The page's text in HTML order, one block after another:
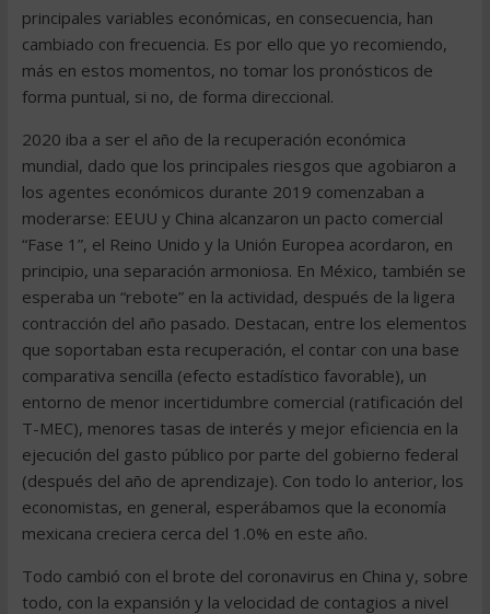
principales variables económicas, en consecuencia, han
cambiado con frecuencia. Es por ello que yo recomiendo,
más en estos momentos, no tomar los pronósticos de
forma puntual, si no, de forma direccional.
2020 iba a ser el año de la recuperación económica
mundial, dado que los principales riesgos que agobiaron a
los agentes económicos durante 2019 comenzaban a
moderarse: EEUU y China alcanzaron un pacto comercial
“Fase 1”, el Reino Unido y la Unión Europea acordaron, en
principio, una separación armoniosa. En México, también se
esperaba un “rebote” en la actividad, después de la ligera
contracción del año pasado. Destacan, entre los elementos
que soportaban esta recuperación, el contar con una base
comparativa sencilla (efecto estadístico favorable), un
entorno de menor incertidumbre comercial (ratificación del
T-MEC), menores tasas de interés y mejor eficiencia en la
ejecución del gasto público por parte del gobierno federal
(después del año de aprendizaje). Con todo lo anterior, los
economistas, en general, esperábamos que la economía
mexicana creciera cerca del 1.0% en este año.
Todo cambió con el brote del coronavirus en China y, sobre
todo, con la expansión y la velocidad de contagios a nivel